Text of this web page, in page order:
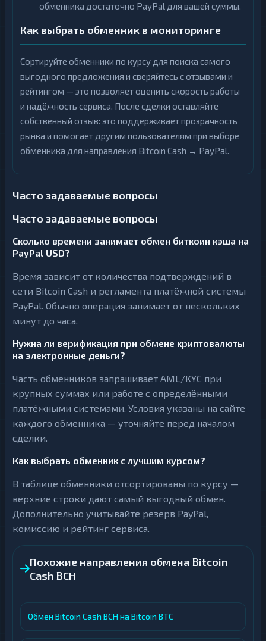
обменника достаточно PayPal для вашей суммы.
Как выбрать обменник в мониторинге
Сортируйте обменники по курсу для поиска самого
выгодного предложения и сверяйтесь с отзывами и
рейтингом — это позволяет оценить скорость работы
и надёжность сервиса. После сделки оставляйте
собственный отзыв: это поддерживает прозрачность
рынка и помогает другим пользователям при выборе
обменника для направления Bitcoin Cash → PayPal.
Часто задаваемые вопросы
Часто задаваемые вопросы
Сколько времени занимает обмен биткоин кэша на
PayPal USD?
Время зависит от количества подтверждений в
сети Bitcoin Cash и регламента платёжной системы
PayPal. Обычно операция занимает от нескольких
минут до часа.
Нужна ли верификация при обмене криптовалюты
на электронные деньги?
Часть обменников запрашивает AML/KYC при
крупных суммах или работе с определёнными
платёжными системами. Условия указаны на сайте
каждого обменника — уточняйте перед началом
сделки.
Как выбрать обменник с лучшим курсом?
В таблице обменники отсортированы по курсу —
верхние строки дают самый выгодный обмен.
Дополнительно учитывайте резерв PayPal,
комиссию и рейтинг сервиса.
Похожие направления обмена Bitcoin
Cash BCH
Обмен Bitcoin Cash BCH на Bitcoin BTC